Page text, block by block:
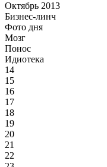
Октябрь 2013
Бизнес-линч
Фото дня
Мозг
Понос
Идиотека
14
15
16
17
18
19
20
21
22